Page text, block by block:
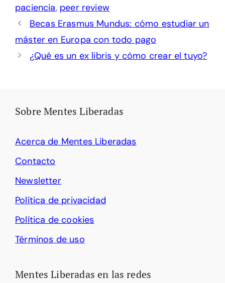
paciencia, peer review
Becas Erasmus Mundus: cómo estudiar un
máster en Europa con todo pago
¿Qué es un ex libris y cómo crear el tuyo?
Sobre Mentes Liberadas
Acerca de Mentes Liberadas
Contacto
Newsletter
Política de privacidad
Política de cookies
Términos de uso
Mentes Liberadas en las redes